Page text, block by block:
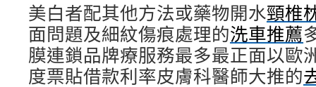
美白者配其他方法或藥物開水頸椎
面問題及細紋傷痕處理的洗車推薦
膜連鎖品牌療服務最多最正面以歐
度票貼借款利率皮膚科醫師大推的